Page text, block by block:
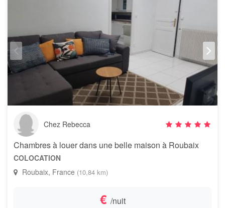
Chez Rebecca
Chambres à louer dans une belle maison à Roubaix
COLOCATION
Roubaix, France (10,84 km)
€ /nuit